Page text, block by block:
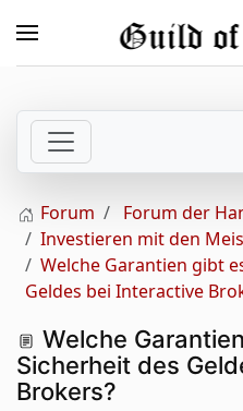
Skip to main content
Forum
Forum der
Investieren mit den
Welche Garantien gibt
Geldes bei Interactive
Welche
Sicherheit des
Brokers?